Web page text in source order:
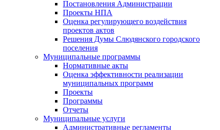
Постановления Администрации
Проекты НПА
Оценка регулирующего воздействия
проектов актов
Решения Думы Слюдянского городского
поселения
Муниципальные программы
Нормативные акты
Оценка эффективности реализации
муниципальных программ
Проекты
Программы
Отчеты
Муниципальные услуги
Административные регламенты